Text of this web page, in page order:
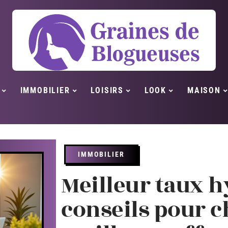
IMMOBILIER LOISIRS LOOK MAISON
IMMOBILIER
Meilleur taux
conseils pour